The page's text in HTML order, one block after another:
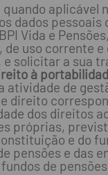
quando aplicável
dados pessoais
Vida e
de uso corrente e
solicitar a sua
à
atividade de
direito
dos direitos
próprias,
e do
pensões e das
de